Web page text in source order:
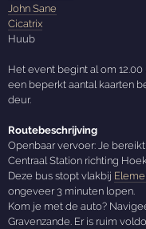
John Sane
Cicatrix
Huub
Het event begint al om
een beperkt aantal kaarten
deur.
Routebeschrijving
Openbaar vervoer: Je bereikt
Centraal Station richting
Deze bus stopt vlakbij
ongeveer 3 minuten lopen.
Kom je met de auto?
Gravenzande. Er is ruim